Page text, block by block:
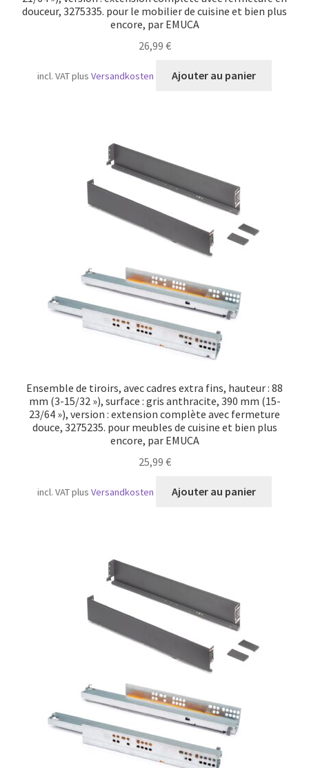
douceur, 3275335. pour le mobilier de cuisine et bien plus
encore, par EMUCA
26,99 €
incl. VATplusVersandkosten Ajouter au panier
Ensemble de tiroirs, avec cadres extra fins, hauteur : 88
mm (3-15/32 »), surface : gris anthracite, 390 mm (15-
23/64 »), version : extension complète avec fermeture
douce, 3275235. pour meubles de cuisine et bien plus
encore, par EMUCA
25,99 €
incl. VATplusVersandkosten Ajouter au panier